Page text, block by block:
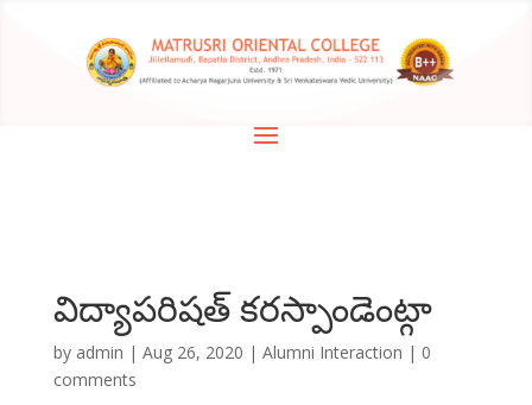
విద్యాపరిషత్ కరస్పాండెంట్గా
by admin | Aug 26, 2020 | Alumni Interaction | 0
comments